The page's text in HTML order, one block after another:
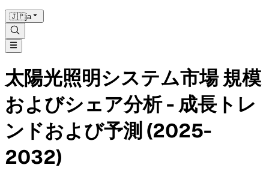
🇯🇵ja
太陽光照明システム市場 規模
およびシェア分析 - 成長トレ
ンドおよび予測 (2025-
2032)